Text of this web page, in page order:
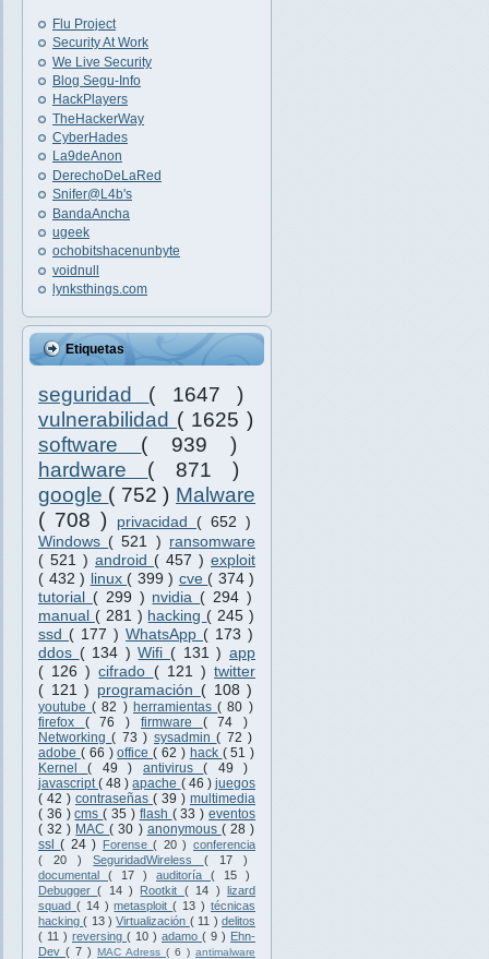
Flu Project
Security At Work
We Live Security
Blog Segu-Info
HackPlayers
TheHackerWay
CyberHades
La9deAnon
DerechoDeLaRed
Snifer@L4b's
BandaAncha
ugeek
ochobitshacenunbyte
voidnull
lynksthings.com
Etiquetas
seguridad ( 1647 )
vulnerabilidad ( 1625 )
software ( 939 )
hardware ( 871 )
google ( 752 ) Malware
( 708 )
privacidad ( 652 )
Windows ( 521 ) ransomware
( 521 ) android ( 457 ) exploit
( 432 ) linux ( 399 ) cve ( 374 )
tutorial ( 299 ) nvidia ( 294 )
manual ( 281 ) hacking ( 245 )
ssd ( 177 ) WhatsApp ( 173 )
ddos ( 134 )Wifi ( 131 ) app
( 126 )cifrado ( 121 )twitter
( 121 ) programación ( 108 )
youtube( 82 ) herramientas( 80 )
firefox ( 76 ) firmware ( 74 )
Networking( 73 ) sysadmin( 72 )
adobe ( 66 )office( 62 ) hack ( 51 )
Kernel( 49 ) antivirus( 49 )
javascript( 48 )apache ( 46 ) juegos
( 42 ) contraseñas ( 39 ) multimedia
( 36 )cms( 35 ) flash ( 33 )eventos
( 32 ) MAC( 30 ) anonymous ( 28 )
ssl( 24 ) Forense( 20 ) conferencia
( 20 )SeguridadWireless ( 17 )
documental ( 17 ) auditoría ( 15 )
Debugger( 14 ) Rootkit ( 14 ) lizard
squad ( 14 )metasploit( 13 ) técnicas
hacking( 13 )Virtualización ( 11 ) delitos
( 11 ) reversing ( 10 ) adamo ( 9 ) Ehn-
Dev ( 7 ) MAC Adress ( 6 ) antimalware